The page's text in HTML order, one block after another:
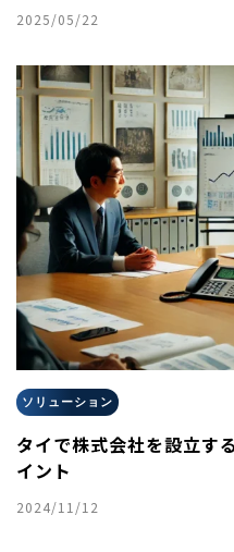
2025/05/22
ソリューション
タイで株式会社を設立す
イント
2024/11/12